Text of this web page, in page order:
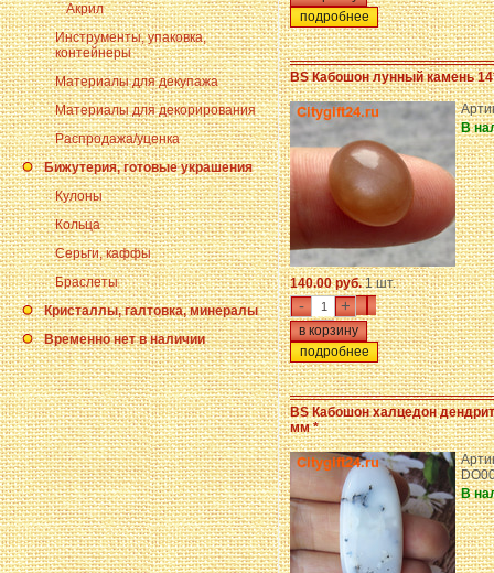
Акрил
Инструменты, упаковка,
контейнеры
Материалы для декупажа
Материалы для декорирования
Распродажа/уценка
Бижутерия, готовые украшения
Кулоны
Кольца
Серьги, каффы
Браслеты
Кристаллы, галтовка, минералы
Временно нет в наличии
подробнее
BS Кабошон лунный камень
В
140.00 руб.1 шт.
- +
подробнее
BS Кабошон халцедон
мм *
В